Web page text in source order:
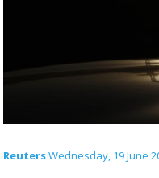
ReutersWednesday, 19 June